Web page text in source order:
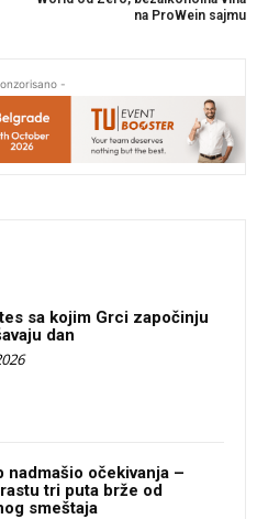
na ProWein sajmu
-
sa kojim Grci započinju
dan
nadmašio očekivanja –
tri puta brže od
smeštaja